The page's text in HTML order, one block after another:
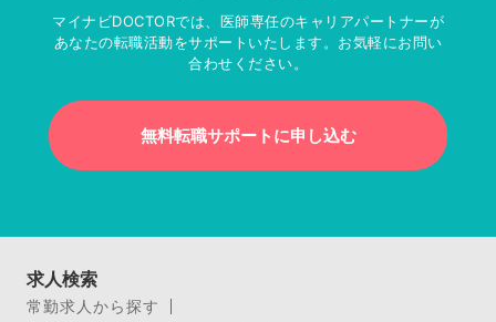
マイナビDOCTORでは、医師専任のキャリアパートナーが
あなたの転職活動をサポートいたします。お気軽にお問い
合わせください。
無料転職サポートに申し込む
求人検索
常勤求人から探す